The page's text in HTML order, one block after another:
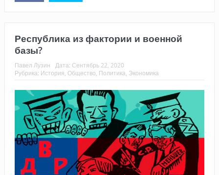
Республика из фактории и военной
базы?
Павел Лузин Дата: Сентябрь 22, 2020
Рубрика: История Общество Политика Экономика